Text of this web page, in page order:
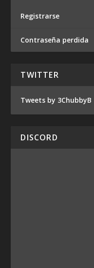
Registrarse
Contraseña perdida
TWITTER
Tweets by 3ChubbyB
DISCORD